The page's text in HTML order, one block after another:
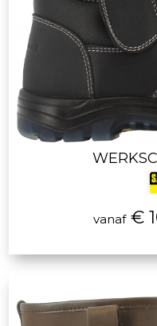
vanaf€